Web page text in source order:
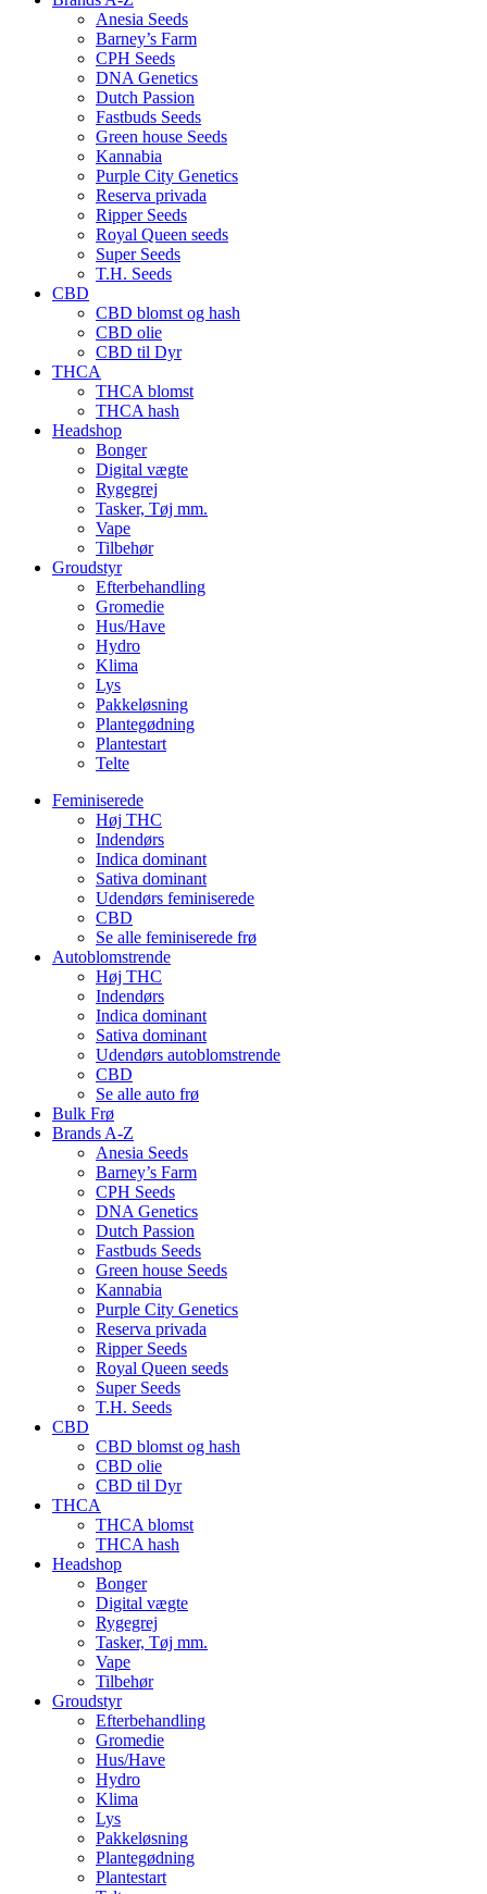
Anesia Seeds
Barney’s Farm
CPH Seeds
DNA Genetics
Dutch Passion
Fastbuds Seeds
Green house Seeds
Kannabia
Purple City Genetics
Reserva privada
Ripper Seeds
Royal Queen seeds
Super Seeds
T.H. Seeds
CBD
CBD blomst og hash
CBD olie
CBD til Dyr
THCA
THCA blomst
THCA hash
Headshop
Bonger
Digital vægte
Rygegrej
Tasker, Tøj mm.
Vape
Tilbehør
Groudstyr
Efterbehandling
Gromedie
Hus/Have
Hydro
Klima
Lys
Pakkeløsning
Plantegødning
Plantestart
Telte
Feminiserede
Høj THC
Indendørs
Indica dominant
Sativa dominant
Udendørs feminiserede
CBD
Se alle feminiserede frø
Autoblomstrende
Høj THC
Indendørs
Indica dominant
Sativa dominant
Udendørs autoblomstrende
CBD
Se alle auto frø
Bulk Frø
Brands A-Z
Anesia Seeds
Barney’s Farm
CPH Seeds
DNA Genetics
Dutch Passion
Fastbuds Seeds
Green house Seeds
Kannabia
Purple City Genetics
Reserva privada
Ripper Seeds
Royal Queen seeds
Super Seeds
T.H. Seeds
CBD
CBD blomst og hash
CBD olie
CBD til Dyr
THCA
THCA blomst
THCA hash
Headshop
Bonger
Digital vægte
Rygegrej
Tasker, Tøj mm.
Vape
Tilbehør
Groudstyr
Efterbehandling
Gromedie
Hus/Have
Hydro
Klima
Lys
Pakkeløsning
Plantegødning
Plantestart